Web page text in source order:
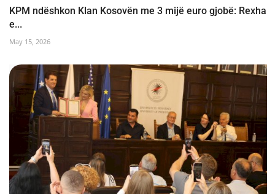
KPM ndëshkon Klan Kosovën me 3 mijë euro gjobë: Rexha
e...
May 15, 2026